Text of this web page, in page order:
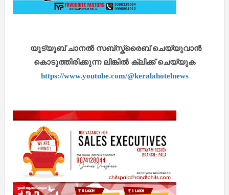
യൂട്യൂബ് ചാനൽ സബ്സ്ക്രൈബ് ചെയ്യുവാൻ
കൊടുത്തിരിക്കുന്ന ലിങ്കിൽ ക്ലിക്ക് ചെയ്യുക
https://www.youtube.com/@keralahotelnews